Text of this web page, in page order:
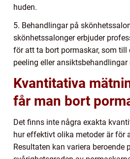
huden.
5. Behandlingar på
skönhetssalonger erbjuder
för att ta bort pormaskar, som till
peeling eller
Kvantitativa
får man bort
Det finns inte några exakta
hur effektivt olika metoder är för
Resultaten kan variera beroende